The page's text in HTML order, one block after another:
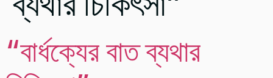
“বার্ধক্যের বাত ব্যথার